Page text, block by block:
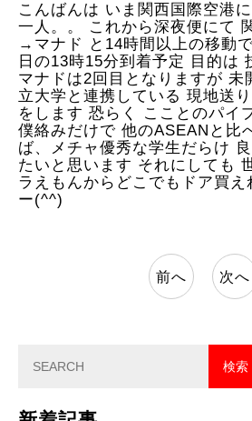
こんばんは いま関西国際空港
一人。。 これから深夜便にて
→マナド と14時間以上の移動
日の13時15分到着予定 目的は
マナドは2回目となりますが 未
立大学と連携している 現地送
をします 恐らく こことのパイ
僕絡みだけで 他のASEANと比
ば、メチャ優秀な学生だらけ
たいと思います それにしても
ラえもんからどこでもドア買
ー(^^)
前へ 次へ